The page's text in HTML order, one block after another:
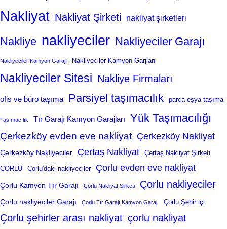
Nakliyat Nakliyat Şirketi nakliyat şirketleri
Nakliye nakliyeciler Nakliyeciler Garajı
Nakliyeciler Kamyon Garajı Nakliyeciler Kamyon Garjları
Nakliyeciler Sitesi Nakliye Firmaları
ofis ve büro taşıma Parsiyel taşımacılık parça eşya taşıma
Taşımacılık Tır Garajı Kamyon Garajları Yük Taşımacılığı
Çerkezköy evden eve nakliyat Çerkezköy Nakliyat
Çerkezköy Nakliyeciler Çertaş Nakliyat Çertaş Nakliyat Şirketi
ÇORLU Çorlu'daki nakliyeciler Çorlu evden eve nakliyat
Çorlu Kamyon Tır Garajı Çorlu Nakliyat Şirketi Çorlu nakliyeciler
Çorlu nakliyeciler Garajı Çorlu Tır Garajı Kamyon Garajı Çorlu Şehir içi
Çorlu şehirler arası nakliyat çorlu nakliyat